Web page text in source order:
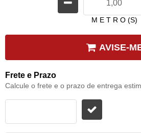
M E T R O (S)
AVISE-
Frete e Prazo
Calcule o frete e o prazo de entrega